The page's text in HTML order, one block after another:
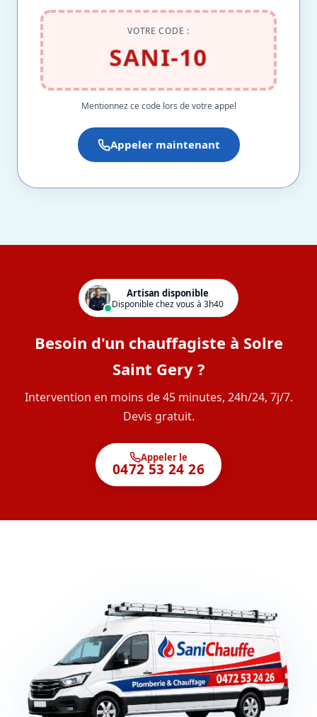
VOTRE CODE :
SANI-10
Mentionnez ce code lors de votre appel
Appeler maintenant
Artisan disponible
Disponible chez vous à 3h40
Besoin d'un chauffagiste à Solre
Saint Gery ?
Intervention en moins de 45 minutes, 24h/24, 7j/7.
Devis gratuit.
Appeler le
0472 53 24 26